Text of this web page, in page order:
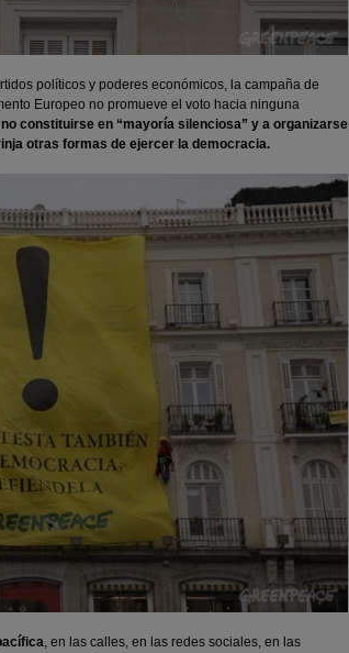
políticos y poderes económicos, la campaña de
Europeo no promueve el voto hacia ninguna
constituirse en “mayoría silenciosa” y a organizarse
otras formas de ejercer la democracia.
, en las calles, en las redes sociales, en las